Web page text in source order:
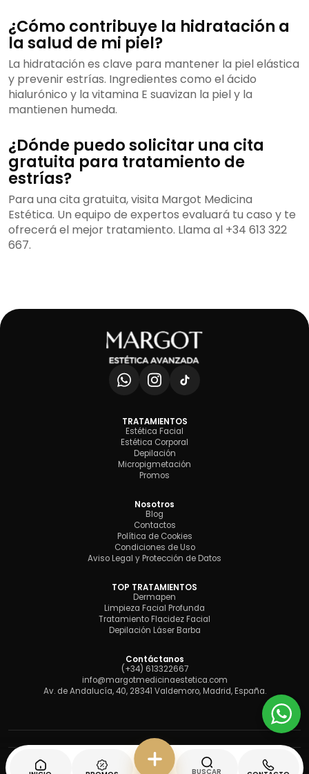
¿Cómo contribuye la hidratación a
la salud de mi piel?
La hidratación es clave para mantener la piel elástica
y prevenir estrías. Ingredientes como el ácido
hialurónico y la vitamina E suavizan la piel y la
mantienen humeda.
¿Dónde puedo solicitar una cita
gratuita para tratamiento de
estrías?
Para una cita gratuita, visita Margot Medicina
Estética. Un equipo de expertos evaluará tu caso y te
ofrecerá el mejor tratamiento. Llama al +34 613 322
667.
BUSCAR
TRATAMIENTOS
Estética Facial
Estética Corporal
Depilación
Micropigmetación
Promos
Nosotros
Blog
Contactos
Política de Cookies
Condiciones de Uso
Aviso Legal y Protección de Datos
TOP TRATAMIENTOS
Dermapen
Limpieza Facial Profunda
Tratamiento Flacidez Facial
Depilación Láser Barba
Contáctanos
(+34) 613322667
info@margotmedicinaestetica.com
Av. de Andalucía, 40, 28341 Valdemoro, Madrid, España.